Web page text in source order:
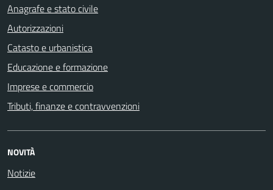
Anagrafe e stato civile
Autorizzazioni
Catasto e urbanistica
Educazione e formazione
Imprese e commercio
Tributi, finanze e contravvenzioni
NOVITÀ
Notizie